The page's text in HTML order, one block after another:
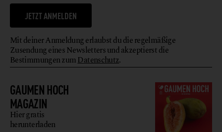
GAUMEN HOCH
MAGAZIN
Hier gratis
herunterladen
JETZT ANMELDEN
Mit deiner Anmeldung erlaubst du die regelmäßige
Zusendung eines Newsletters und akzeptierst die
Bestimmungen zumDatenschutz.